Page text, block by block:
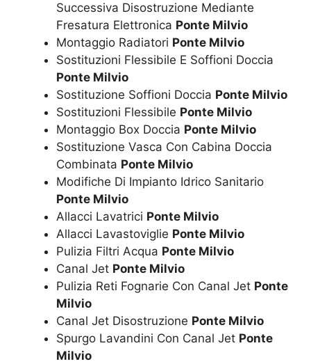
Successiva Disostruzione Mediante
Fresatura Elettronica Ponte Milvio
Montaggio Radiatori Ponte Milvio
Sostituzioni Flessibile E Soffioni Doccia
Ponte Milvio
Sostituzione Soffioni Doccia Ponte Milvio
Sostituzioni Flessibile Ponte Milvio
Montaggio Box Doccia Ponte Milvio
Sostituzione Vasca Con Cabina Doccia
Combinata Ponte Milvio
Modifiche Di Impianto Idrico Sanitario
Ponte Milvio
Allacci Lavatrici Ponte Milvio
Allacci Lavastoviglie Ponte Milvio
Pulizia Filtri Acqua Ponte Milvio
Canal Jet Ponte Milvio
Pulizia Reti Fognarie Con Canal Jet Ponte
Milvio
Canal Jet Disostruzione Ponte Milvio
Spurgo Lavandini Con Canal Jet Ponte
Milvio